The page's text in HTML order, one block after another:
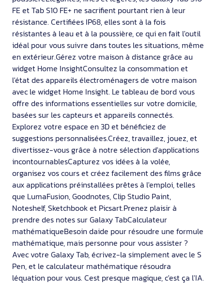
FE et Tab S10 FE+ ne sacrifient pourtant rien à leur
résistance. Certifiées IP68, elles sont à la fois
résistantes à leau et à la poussière, ce qui en fait l'outil
idéal pour vous suivre dans toutes les situations, même
en extérieur.Gérez votre maison à distance grâce au
widget Home InsightConsultez la consommation et
l'état des appareils électroménagers de votre maison
avec le widget Home Insight. Le tableau de bord vous
offre des informations essentielles sur votre domicile,
basées sur les capteurs et appareils connectés.
Explorez votre espace en 3D et bénéficiez de
suggestions personnalisées.Créez, travaillez, jouez, et
divertissez-vous grâce à notre sélection d'applications
incontournablesCapturez vos idées à la volée,
organisez vos cours et créez facilement des films grâce
aux applications préinstallées prêtes à l'emploi, telles
que LumaFusion, Goodnotes, Clip Studio Paint,
Noteshelf, Sketchbook et Picsart.Prenez plaisir à
prendre des notes sur Galaxy TabCalculateur
mathématiqueBesoin daide pour résoudre une formule
mathématique, mais personne pour vous assister ?
Avec votre Galaxy Tab, écrivez-la simplement avec le S
Pen, et le calculateur mathématique résoudra
léquation pour vous. Cest presque magique, c'est ça l'IA.